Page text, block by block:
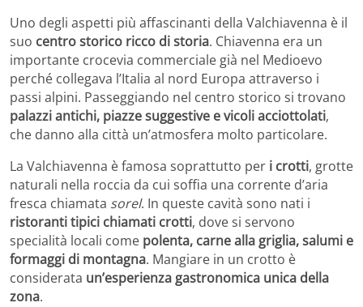
Uno degli aspetti più affascinanti della Valchiavenna è il
suo centro storico ricco di storia. Chiavenna era un
importante crocevia commerciale già nel Medioevo
perché collegava l’Italia al nord Europa attraverso i
passi alpini. Passeggiando nel centro storico si trovano
palazzi antichi, piazze suggestive e vicoli acciottolati,
che danno alla città un’atmosfera molto particolare.
La Valchiavenna è famosa soprattutto per i crotti, grotte
naturali nella roccia da cui soffia una corrente d’aria
fresca chiamata sorel. In queste cavità sono nati i
ristoranti tipici chiamati crotti, dove si servono
specialità locali come polenta, carne alla griglia, salumi e
formaggi di montagna. Mangiare in un crotto è
considerata un’esperienza gastronomica unica della
zona.